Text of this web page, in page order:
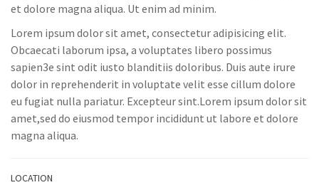
et dolore magna aliqua. Ut enim ad minim.
Lorem ipsum dolor sit amet, consectetur adipisicing elit.
Obcaecati laborum ipsa, a voluptates libero possimus
sapien3e sint odit iusto blanditiis doloribus. Duis aute irure
dolor in reprehenderit in voluptate velit esse cillum dolore
eu fugiat nulla pariatur. Excepteur sint.Lorem ipsum dolor sit
amet,sed do eiusmod tempor incididunt ut labore et dolore
magna aliqua.
LOCATION